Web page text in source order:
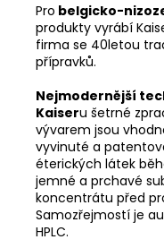
Pro belgicko-
produkty vyrábí
firma se 40letou
přípravků.
Nejmodernější
Kaiseru šetrné
vývarem jsou
vyvinuté a
éterických látek
jemné a prchavé
koncentrátu před
Samozřejmostí je
HPLC.